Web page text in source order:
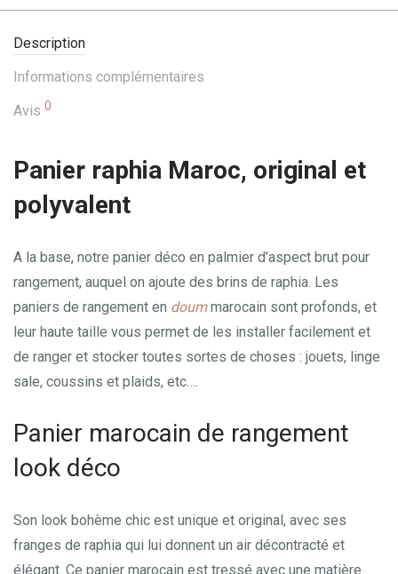
Description
Informations complémentaires
Avis 0
Panier raphia Maroc, original et
polyvalent
A la base, notre panier déco en palmier d’aspect brut pour
rangement, auquel on ajoute des brins de raphia. Les
paniers de rangement en doummarocain sont profonds, et
leur haute taille vous permet de les installer facilement et
de ranger et stocker toutes sortes de choses : jouets, linge
sale, coussins et plaids, etc….
Panier marocain de rangement
look déco
Son look bohème chic est unique et original, avec ses
franges de raphia qui lui donnent un air décontracté et
élégant. Ce panier marocain est tressé avec une matière